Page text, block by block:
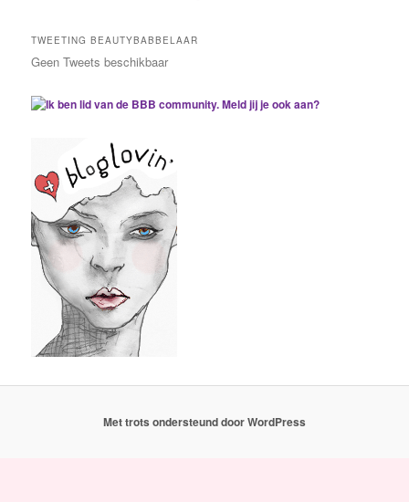
TWEETING BEAUTYBABBELAAR
Geen Tweets beschikbaar
Met trots ondersteund door WordPress